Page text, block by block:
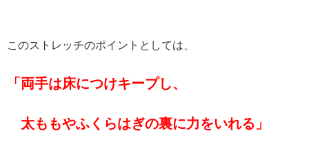
このストレッチのポイントとしては、
「両手は床につけキープし、
太ももやふくらはぎの裏に力をいれる」